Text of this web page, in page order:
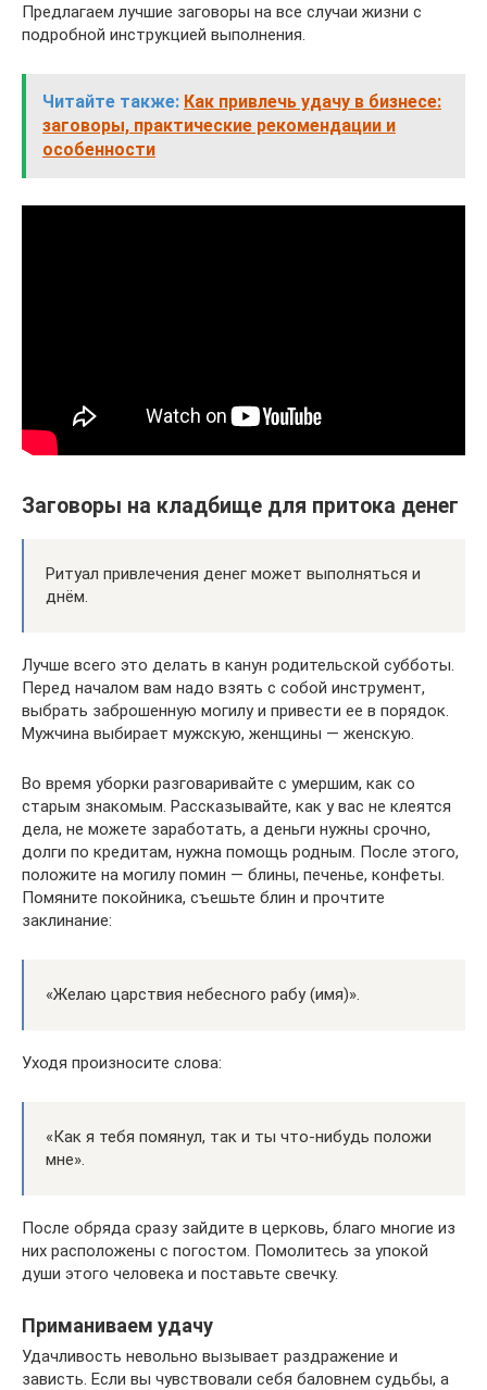
Предлагаем лучшие заговоры на все случаи жизни с
подробной инструкцией выполнения.
Читайте также: Как привлечь удачу в бизнесе:
заговоры, практические рекомендации и
особенности
Заговоры на кладбище для притока денег
Ритуал привлечения денег может выполняться и
днём.
Лучше всего это делать в канун родительской субботы.
Перед началом вам надо взять с собой инструмент,
выбрать заброшенную могилу и привести ее в порядок.
Мужчина выбирает мужскую, женщины — женскую.
Во время уборки разговаривайте с умершим, как со
старым знакомым. Рассказывайте, как у вас не клеятся
дела, не можете заработать, а деньги нужны срочно,
долги по кредитам, нужна помощь родным. После этого,
положите на могилу помин — блины, печенье, конфеты.
Помяните покойника, съешьте блин и прочтите
заклинание:
«Желаю царствия небесного рабу (имя)».
Уходя произносите слова:
«Как я тебя помянул, так и ты что-нибудь положи
мне».
После обряда сразу зайдите в церковь, благо многие из
них расположены с погостом. Помолитесь за упокой
души этого человека и поставьте свечку.
Приманиваем удачу
Удачливость невольно вызывает раздражение и
зависть. Если вы чувствовали себя баловнем судьбы, а